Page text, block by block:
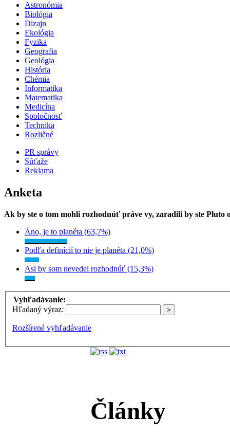
Astronómia
Biológia
Dizajn
Ekológia
Fyzika
Geografia
Geológia
História
Chémia
Informatika
Matematika
Medicína
Spoločnosť
Technika
Rozličné
PR správy
Súťaže
Reklama
Anketa
Ak by ste o tom mohli rozhodnúť práve vy, zaradili by ste Pluto
Áno, je to planéta (63,7%)
Podľa definícií to nie je planéta (21,0%)
Asi by som nevedel rozhodnúť (15,3%)
Vyhľadávanie:
Hľadaný výraz:
Rozšírené vyhľadávanie
Články